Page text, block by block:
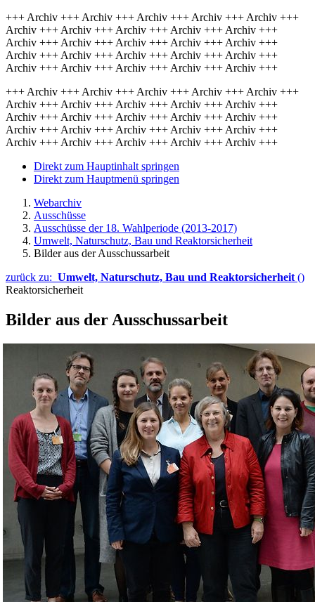
+++ Archiv +++ Archiv +++ Archiv +++ Archiv +++ Archiv +++
Archiv +++ Archiv +++ Archiv +++ Archiv +++ Archiv +++
Archiv +++ Archiv +++ Archiv +++ Archiv +++ Archiv +++
Archiv +++ Archiv +++ Archiv +++ Archiv +++ Archiv +++
Archiv +++ Archiv +++ Archiv +++ Archiv +++ Archiv +++
+++ Archiv +++ Archiv +++ Archiv +++ Archiv +++ Archiv +++
Archiv +++ Archiv +++ Archiv +++ Archiv +++ Archiv +++
Archiv +++ Archiv +++ Archiv +++ Archiv +++ Archiv +++
Archiv +++ Archiv +++ Archiv +++ Archiv +++ Archiv +++
Archiv +++ Archiv +++ Archiv +++ Archiv +++ Archiv +++
Direkt zum Hauptinhalt springen
Direkt zum Hauptmenü springen
Webarchiv
Ausschüsse
Ausschüsse der 18. Wahlperiode (2013-2017)
Umwelt, Naturschutz, Bau und Reaktorsicherheit
Bilder aus der Ausschussarbeit
zurück zu: Umwelt, Naturschutz, Bau und Reaktorsicherheit ()
Reaktorsicherheit
Bilder aus der Ausschussarbeit